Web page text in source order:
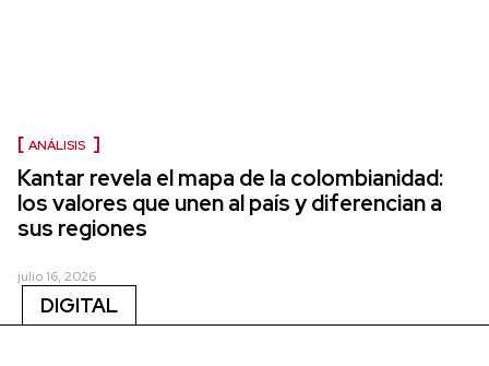
ANÁLISIS
Kantar revela el mapa de la colombianidad:
los valores que unen al país y diferencian a
sus regiones
julio 16, 2026
DIGITAL